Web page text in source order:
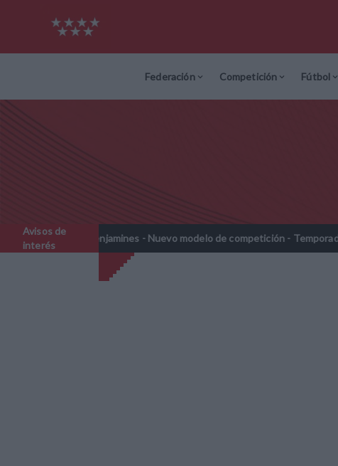
Federación Competición Fútbol
Avisos de
interés
- Nuevo modelo de competición - Temporada 2026-2027 //